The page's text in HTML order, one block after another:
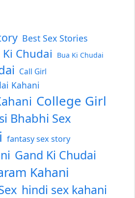
Best Sex Stories
Chudai Bua Ki Chudai
Call Girl
Kahani
College Girl
Bhabhi Sex
fantasy sex story
Gand Ki Chudai
Kahani
hindi sex kahani